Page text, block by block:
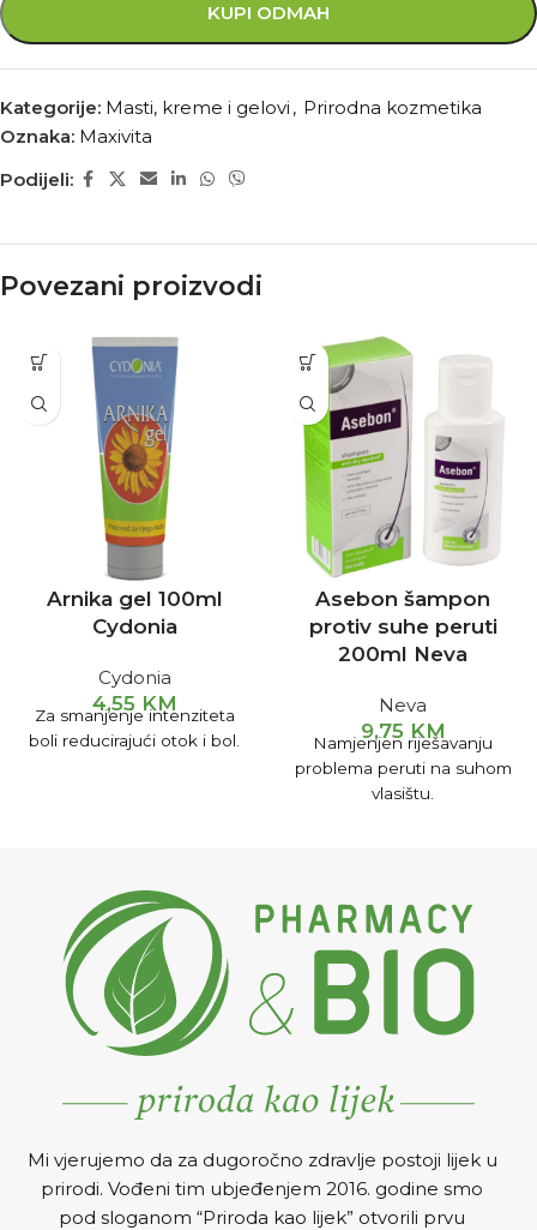
KUPI ODMAH
Kategorije: Masti, kreme i gelovi , Prirodna kozmetika
Oznaka: Maxivita
Podijeli:
Povezani proizvodi
Arnika gel 100ml
Cydonia
Cydonia
4,55 KM
Za smanjenje intenziteta
boli reducirajući otok i bol.
Asebon šampon
protiv suhe peruti
200ml Neva
Neva
9,75 KM
Namjenjen riješavanju
problema peruti na suhom
vlasištu.
Mi vjerujemo da za dugoročno zdravlje postoji lijek u
prirodi. Vođeni tim ubjeđenjem 2016. godine smo
pod sloganom “Priroda kao lijek” otvorili prvu